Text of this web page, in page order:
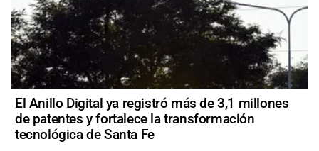
El Anillo Digital ya registró más de 3,1 millones
de patentes y fortalece la transformación
tecnológica de Santa Fe